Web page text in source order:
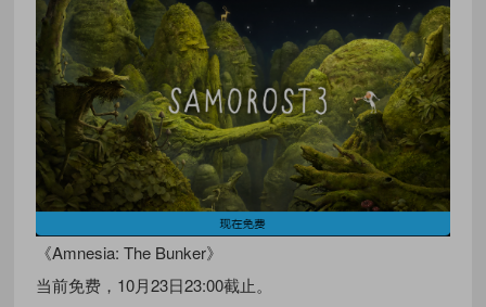
《Amnesia: The Bunker》
当前免费，10月23日23:00截止。